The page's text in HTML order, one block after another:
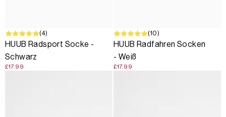
(4)
HUUB Radsport Socke -
Schwarz
£17.99
(10)
HUUB Radfahren Socken
- Weiß
£17.99